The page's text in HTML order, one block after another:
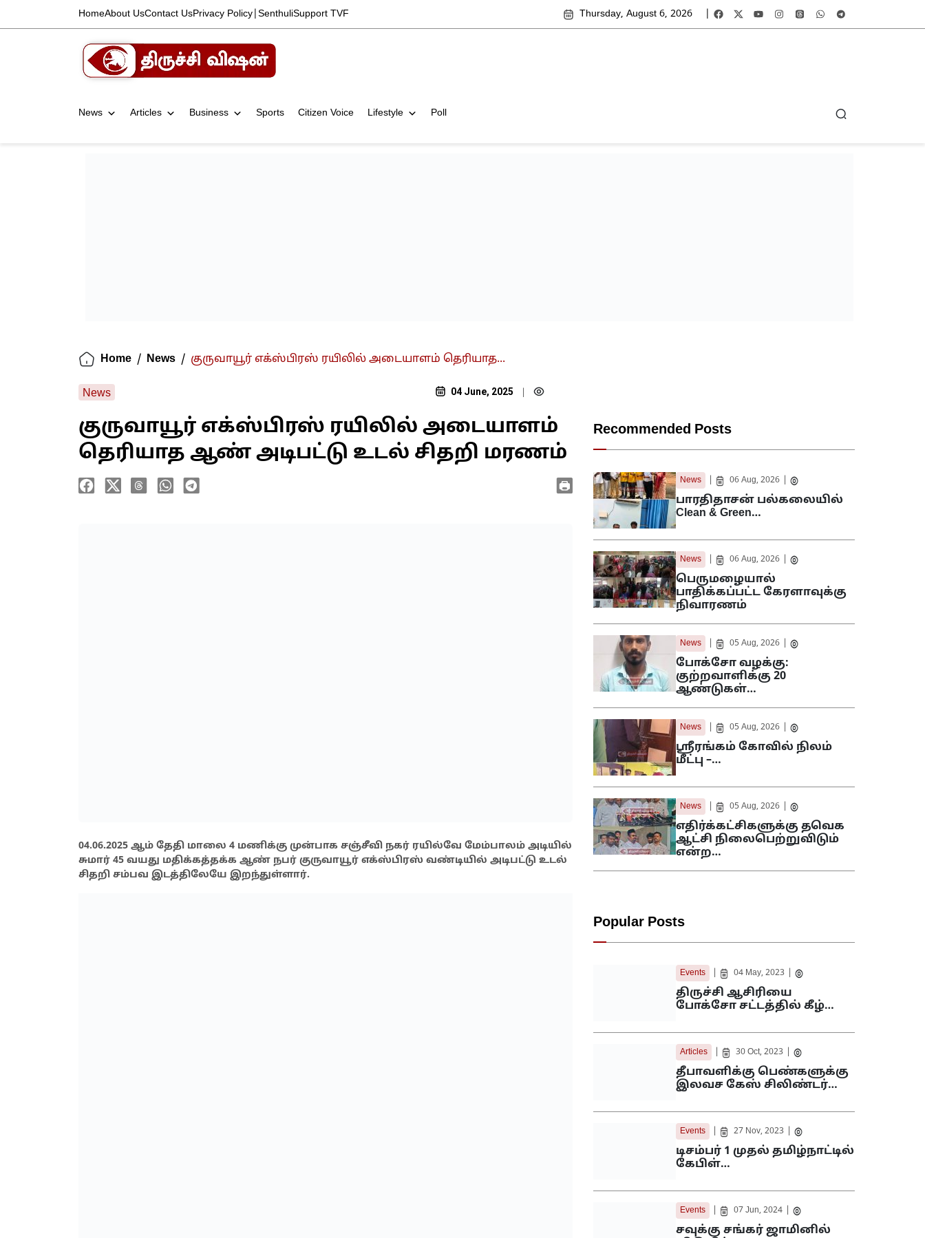
HomeAbout UsContact UsPrivacy Policy SenthuliSupport TVF Thursday, August 6, 2026
News Articles Business Sports Citizen Voice Lifestyle Poll
Home / News / குருவாயூர் எக்ஸ்பிரஸ் ரயிலில் அடையாளம் தெரியாத...
News 04 June, 2025
குருவாயூர் எக்ஸ்பிரஸ் ரயிலில் அடையாளம்
தெரியாத ஆண் அடிபட்டு உடல் சிதறி மரணம்
04.06.2025 ஆம் தேதி மாலை 4 மணிக்கு முன்பாக சஞ்சீவி நகர் ரயில்வே மேம்பாலம் அடியில்
சுமார் 45 வயது மதிக்கத்தக்க ஆண் நபர் குருவாயூர் எக்ஸ்பிரஸ் வண்டியில் அடிபட்டு உடல்
சிதறி சம்பவ இடத்திலேயே இறந்துள்ளார்.
Recommended Posts
News 06 Aug, 2026
பாரதிதாசன் பல்கலையில்
Clean & Green…
News 06 Aug, 2026
பெருமழையால்
பாதிக்கப்பட்ட கேரளாவுக்கு
நிவாரணம்
News 05 Aug, 2026
போக்சோ வழக்கு:
குற்றவாளிக்கு 20
ஆண்டுகள்…
News 05 Aug, 2026
ஸ்ரீரங்கம் கோவில் நிலம்
மீட்பு –…
News 05 Aug, 2026
எதிர்க்கட்சிகளுக்கு தவெக
ஆட்சி நிலைபெற்றுவிடும்
என்ற…
Popular Posts
Events 04 May, 2023
திருச்சி ஆசிரியை
போக்சோ சட்டத்தில் கீழ்…
Articles 30 Oct, 2023
தீபாவளிக்கு பெண்களுக்கு
இலவச கேஸ் சிலிண்டர்…
Events 27 Nov, 2023
டிசம்பர் 1 முதல் தமிழ்நாட்டில்
கேபிள்…
Events 07 Jun, 2024
சவுக்கு சங்கர் ஜாமினில்